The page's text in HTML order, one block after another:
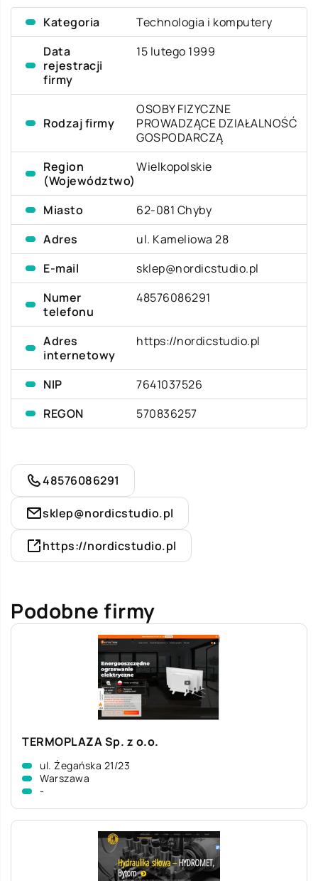
Kategoria
Technologia i komputery
Data
rejestracji
firmy
15 lutego 1999
Rodzaj firmy
OSOBY FIZYCZNE
PROWADZĄCE DZIAŁALNOŚĆ
GOSPODARCZĄ
Region
(Województwo)
Wielkopolskie
Miasto
62-081 Chyby
Adres
ul. Kameliowa 28
E-mail
sklep@nordicstudio.pl
Numer
telefonu
48576086291
Adres
internetowy
https://nordicstudio.pl
NIP
7641037526
REGON
570836257
48576086291
sklep@nordicstudio.pl
https://nordicstudio.pl
Podobne firmy
TERMOPLAZA Sp. z o.o.
ul. Żegańska 21/23
Warszawa
-